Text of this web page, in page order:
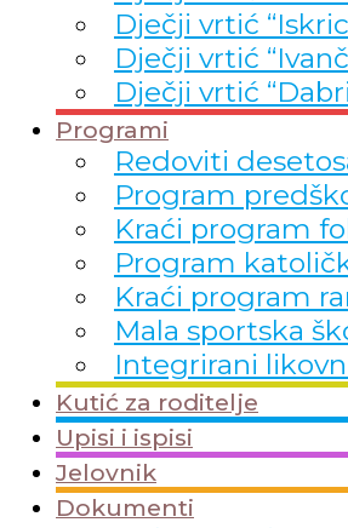
Dječji vrtić
Dječji vrtić
Dječji vrtić
Programi
Redoviti
Program
Kraći program
Program
Kraći program
Mala sportska
Integrirani
Kutić za roditelje
Upisi i ispisi
Jelovnik
Dokumenti